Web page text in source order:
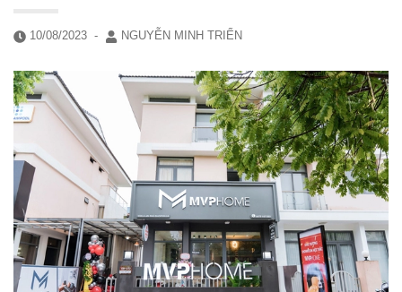
10/08/2023 - NGUYỄN MINH TRIỂN